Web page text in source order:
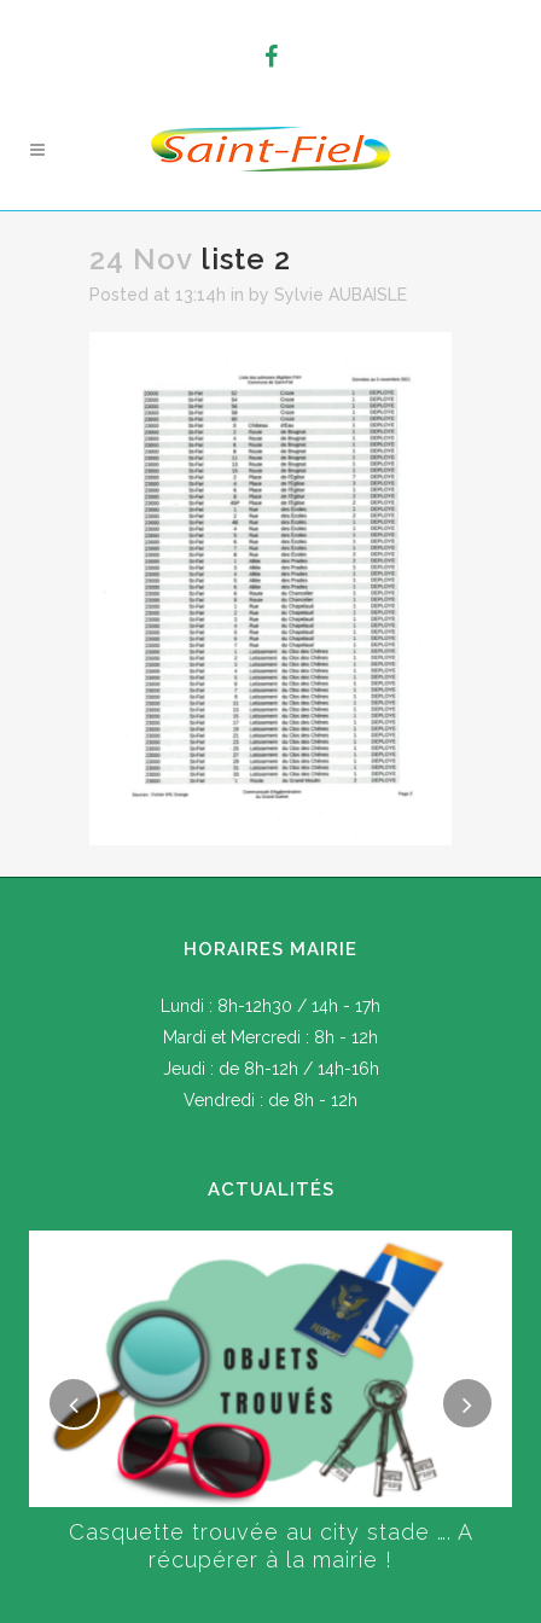
24 Nov liste 2
Posted at 13:14h in by Sylvie AUBAISLE
HORAIRES MAIRIE
Lundi : 8h-12h30 / 14h - 17h
Mardi et Mercredi : 8h - 12h
Jeudi : de 8h-12h / 14h-16h
Vendredi : de 8h - 12h
ACTUALITÉS
Casquette trouvée au city stade …. A
récupérer à la mairie !